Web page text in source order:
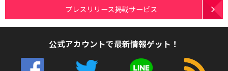
プレスリリース掲載サービス
公式アカウントで最新情報ゲット！